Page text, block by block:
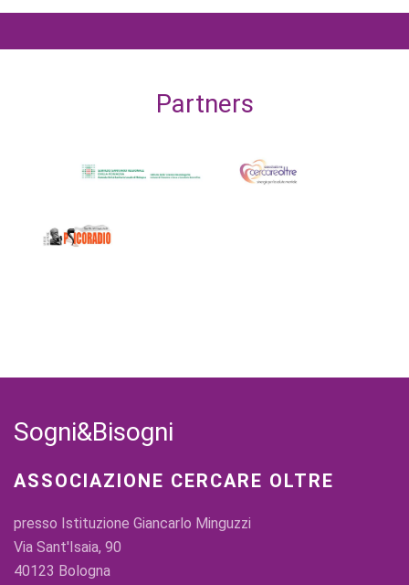
Partners
Sogni&Bisogni
ASSOCIAZIONE CERCARE OLTRE
presso Istituzione Giancarlo Minguzzi
Via Sant'Isaia, 90
40123 Bologna